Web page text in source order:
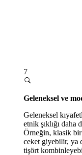
7
Geleneksel ve
Geleneksel
etnik şıklığı daha
Örneğin, klasik
ceket giyebilir, ya
tişört